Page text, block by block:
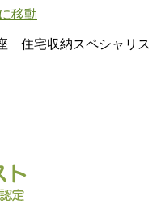
移動
住宅収納スペシャリス